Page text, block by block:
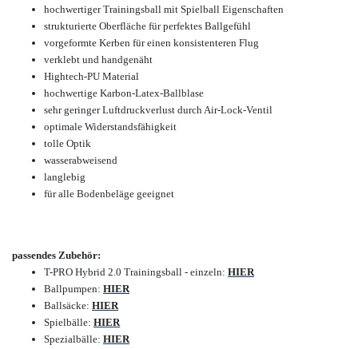
hochwertiger Trainingsball mit Spielball Eigenschaften
strukturierte Oberfläche für perfektes Ballgefühl
vorgeformte Kerben für einen konsistenteren Flug
verklebt und handgenäht
Hightech-PU Material
hochwertige Karbon-Latex-Ballblase
sehr geringer Luftdruckverlust durch Air-Lock-Ventil
optimale Widerstandsfähigkeit
tolle Optik
wasserabweisend
langlebig
für alle Bodenbeläge geeignet
passendes Zubehör:
T-PRO Hybrid 2.0 Trainingsball - einzeln: HIER
Ballpumpen: HIER
Ballsäcke: HIER
Spielbälle: HIER
Spezialbälle: HIER